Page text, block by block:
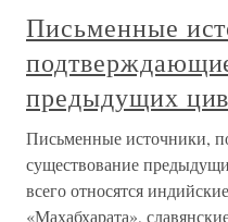
Письменные
предыдущих
Письменные источники,
существование
всего относятся
«Махабхарата»,